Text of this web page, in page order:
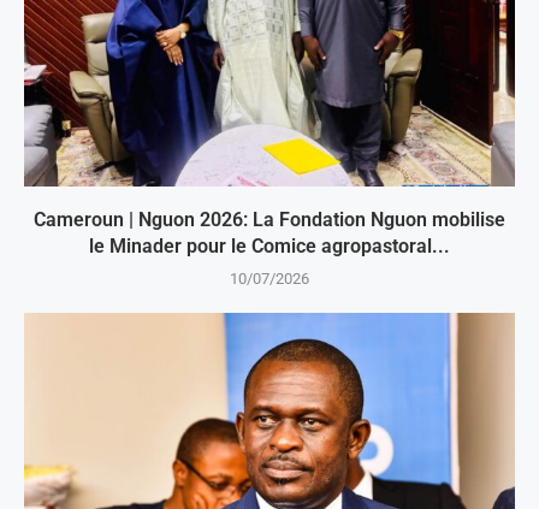
Cameroun | Nguon 2026: La Fondation Nguon mobilise
le Minader pour le Comice agropastoral...
10/07/2026